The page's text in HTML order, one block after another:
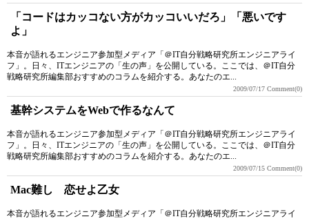
「コードはカッコない方がカッコいいだろ」「悪いです
よ」
本音が語れるエンジニア参加型メディア「＠IT自分戦略研究所エンジニアライ
フ」。日々、ITエンジニアの「生の声」を公開している。ここでは、＠IT自分
戦略研究所編集部おすすめのコラムを紹介する。あなたのエ...
2009/07/17 Comment(0)
基幹システムをWebで作るなんて
本音が語れるエンジニア参加型メディア「＠IT自分戦略研究所エンジニアライ
フ」。日々、ITエンジニアの「生の声」を公開している。ここでは、＠IT自分
戦略研究所編集部おすすめのコラムを紹介する。あなたのエ...
2009/07/15 Comment(0)
Mac難し 恋せよ乙女
本音が語れるエンジニア参加型メディア「＠IT自分戦略研究所エンジニアライ